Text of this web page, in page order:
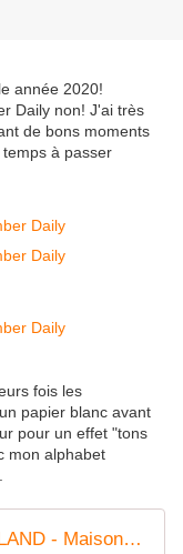
année 2020!
Daily non! J'ai très
de bons moments
à passer
fois les
papier blanc avant
pour un effet "tons
mon alphabet
KAD1601 KAD1601 DIES WOODLAND - Maisonnettes FEE DU SCRAP